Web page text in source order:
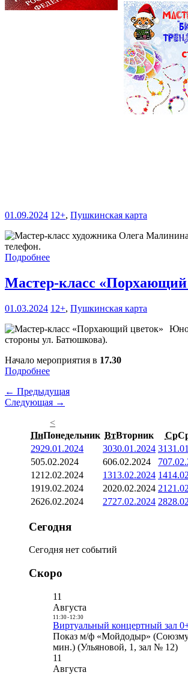
01.09.2024 12+, Пушкинская карта
телефон.
Подробнее
Мастер-класс «Порхающий
01.03.2024 12+, Пушкинская карта
стороны ул. Батюшкова).
Начало мероприятия в 17.30
Подробнее
← Предыдущая
Следующая →
<
ПнПонедельник ВтВторник Ср
2929.01.2024 3030.01.2024 31
505.02.2024 606.02.2024 7
1212.02.2024 1313.02.2024 14
1919.02.2024 2020.02.2024 21
2626.02.2024 2727.02.2024 28
Сегодня
Сегодня нет событий
Скоро
11
Августа
11:30- 12:30
Виртуальный концертный зал
Показ м/ф «Мойдодыр»
мин.) (Ульяновой, 1, зал № 12)
11
Августа